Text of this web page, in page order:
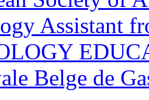
Assistant
Belge de